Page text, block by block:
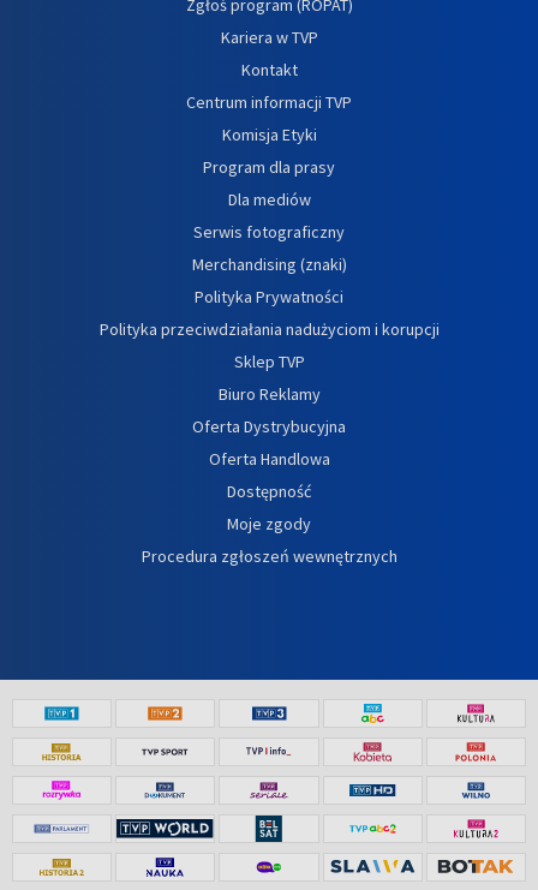
Zgłoś program (ROPAT)
Kariera w TVP
Kontakt
Centrum informacji TVP
Komisja Etyki
Program dla prasy
Dla mediów
Serwis fotograficzny
Merchandising (znaki)
Polityka Prywatności
Polityka przeciwdziałania nadużyciom i korupcji
Sklep TVP
Biuro Reklamy
Oferta Dystrybucyjna
Oferta Handlowa
Dostępność
Moje zgody
Procedura zgłoszeń wewnętrznych